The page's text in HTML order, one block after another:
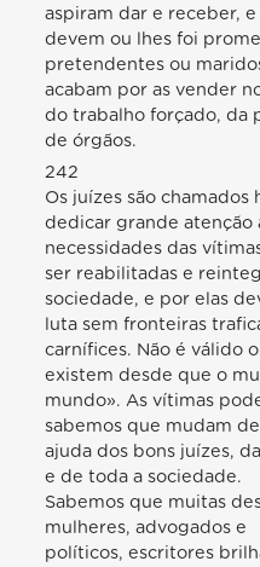
aspiram dar e receber,
devem ou lhes foi
pretendentes ou
acabam por as vender
do trabalho forçado, da
de órgãos.
242
Os juízes são chamados
dedicar grande atenção
necessidades das
ser reabilitadas e
sociedade, e por elas
luta sem fronteiras
carnífices. Não é válido
existem desde que o
mundo». As vítimas
sabemos que mudam
ajuda dos bons juízes,
e de toda a sociedade.
Sabemos que muitas
mulheres, advogados e
políticos, escritores